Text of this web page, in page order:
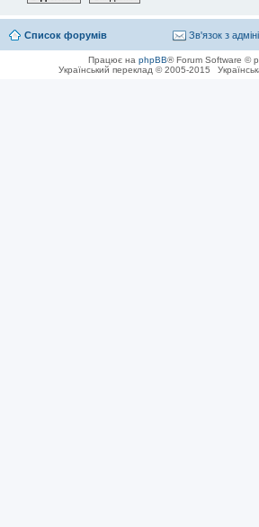
Список форумів Зв'язок з
Працює на phpBB® Forum Software ©
Український переклад © 2005-2015